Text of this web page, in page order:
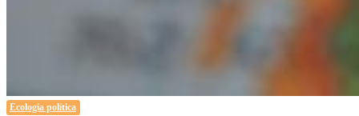
Ecologia política